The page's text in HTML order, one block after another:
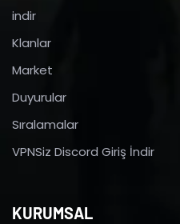
indir
Klanlar
Market
Duyurular
Sıralamalar
VPNSiz Discord Giriş İndir
KURUMSAL